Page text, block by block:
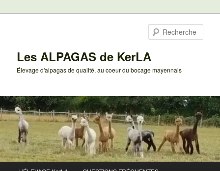
Les ALPAGAS de KerLA
Élevage d'alpagas de qualité, au coeur du bocage mayennais